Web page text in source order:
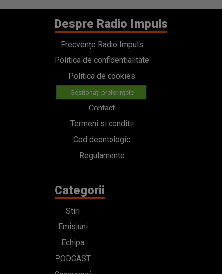
Despre Radio Impuls
Frecvențe Radio Impuls
Politica de confidentialitate
Politica de cookies
Gestionați preferințele
Contact
Termeni si conditii
Cod deontologic
Regulamente
Categorii
Stiri
Emisiuni
Echipa
PODCAST